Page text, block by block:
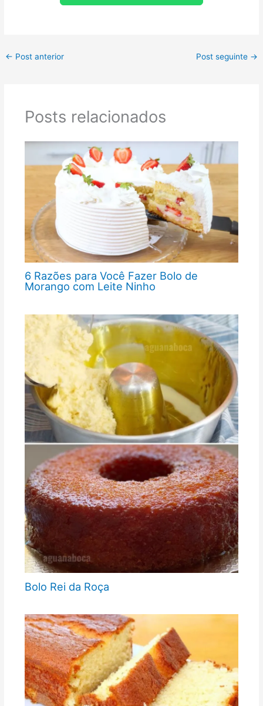
← Post anterior Post seguinte →
Posts relacionados
6 Razões para Você Fazer Bolo de
Morango com Leite Ninho
Bolo Rei da Roça